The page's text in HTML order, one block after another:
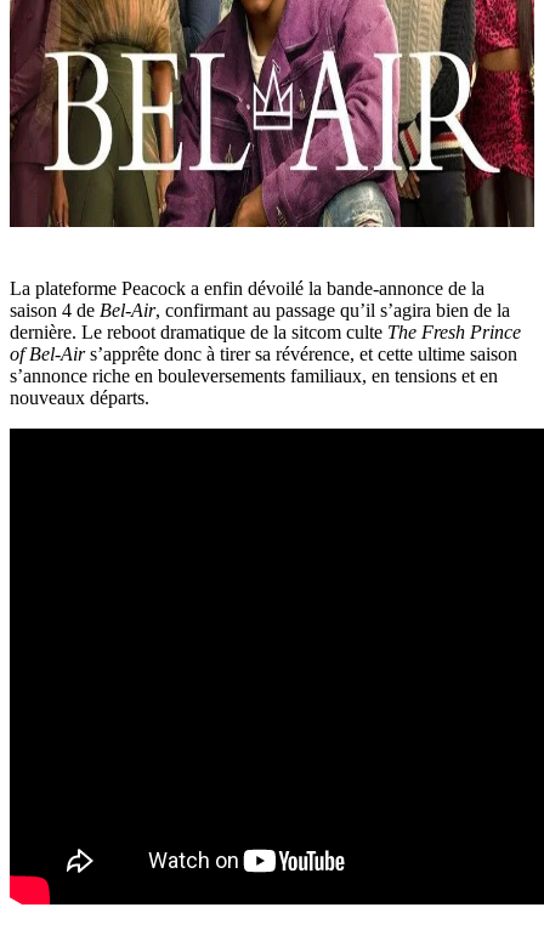
La plateforme Peacock a enfin dévoilé la bande-annonce de la
saison 4 de Bel-Air, confirmant au passage qu’il s’agira bien de la
dernière. Le reboot dramatique de la sitcom culte The Fresh Prince
of Bel-Airs’apprête donc à tirer sa révérence, et cette ultime saison
s’annonce riche en bouleversements familiaux, en tensions et en
nouveaux départs.